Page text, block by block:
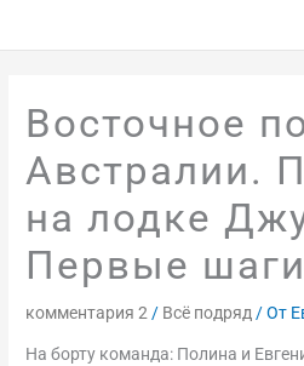
Восточное
Австралии.
на лодке
Первые
комментария 2 / Всё подряд / От
На борту команда: Полина и